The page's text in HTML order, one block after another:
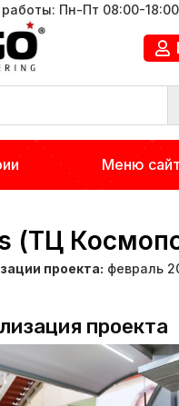
Пн-Пт 08:00-18:00
Меню
(ТЦ
проекта: февраль
проекта